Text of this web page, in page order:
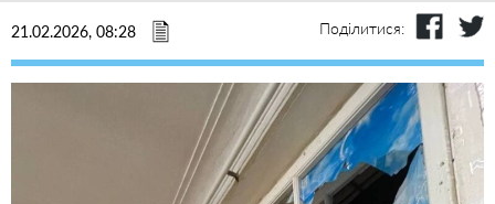
21.02.2026, 08:28 Поділитися: